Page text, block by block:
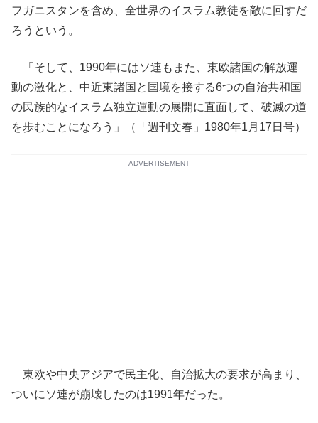
フガニスタンを含め、全世界のイスラム教徒を敵に回すだ
ろうという。
「そして、1990年にはソ連もまた、東欧諸国の解放運
動の激化と、中近東諸国と国境を接する6つの自治共和国
の民族的なイスラム独立運動の展開に直面して、破滅の道
を歩むことになろう」（「週刊文春」1980年1月17日号）
ADVERTISEMENT
東欧や中央アジアで民主化、自治拡大の要求が高まり、
ついにソ連が崩壊したのは1991年だった。